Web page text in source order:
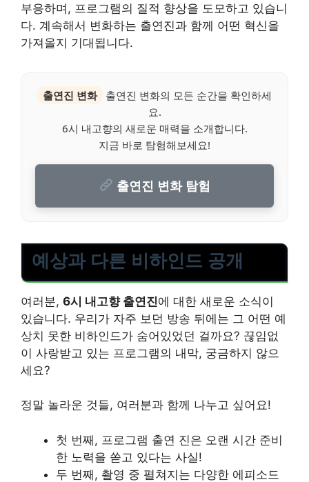
부응하며, 프로그램의 질적 향상을 도모하고 있습니
다. 계속해서 변화하는 출연진과 함께 어떤 혁신을
가져올지 기대됩니다.
출연진 변화
출연진 변화의 모든 순간을 확인하세
요.
6시 내고향의 새로운 매력을 소개합니다.
지금 바로 탐험해보세요!
출연진 변화 탐험
예상과 다른 비하인드 공개
여러분, 6시 내고향 출연진에 대한 새로운 소식이
있습니다. 우리가 자주 보던 방송 뒤에는 그 어떤 예
상치 못한 비하인드가 숨어있었던 걸까요? 끊임없
이 사랑받고 있는 프로그램의 내막, 궁금하지 않으
세요?
정말 놀라운 것들, 여러분과 함께 나누고 싶어요!
첫 번째, 프로그램 출연 진은 오랜 시간 준비
한 노력을 쏟고 있다는 사실!
두 번째, 촬영 중 펼쳐지는 다양한 에피소드